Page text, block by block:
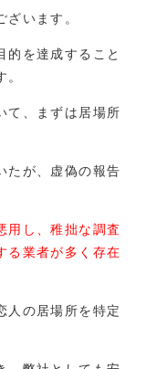
います。
的を達成すること
て、まずは居場所
たが、虚偽の報告
用し、稚拙な調査
る業者が多く存在
人の居場所を特定